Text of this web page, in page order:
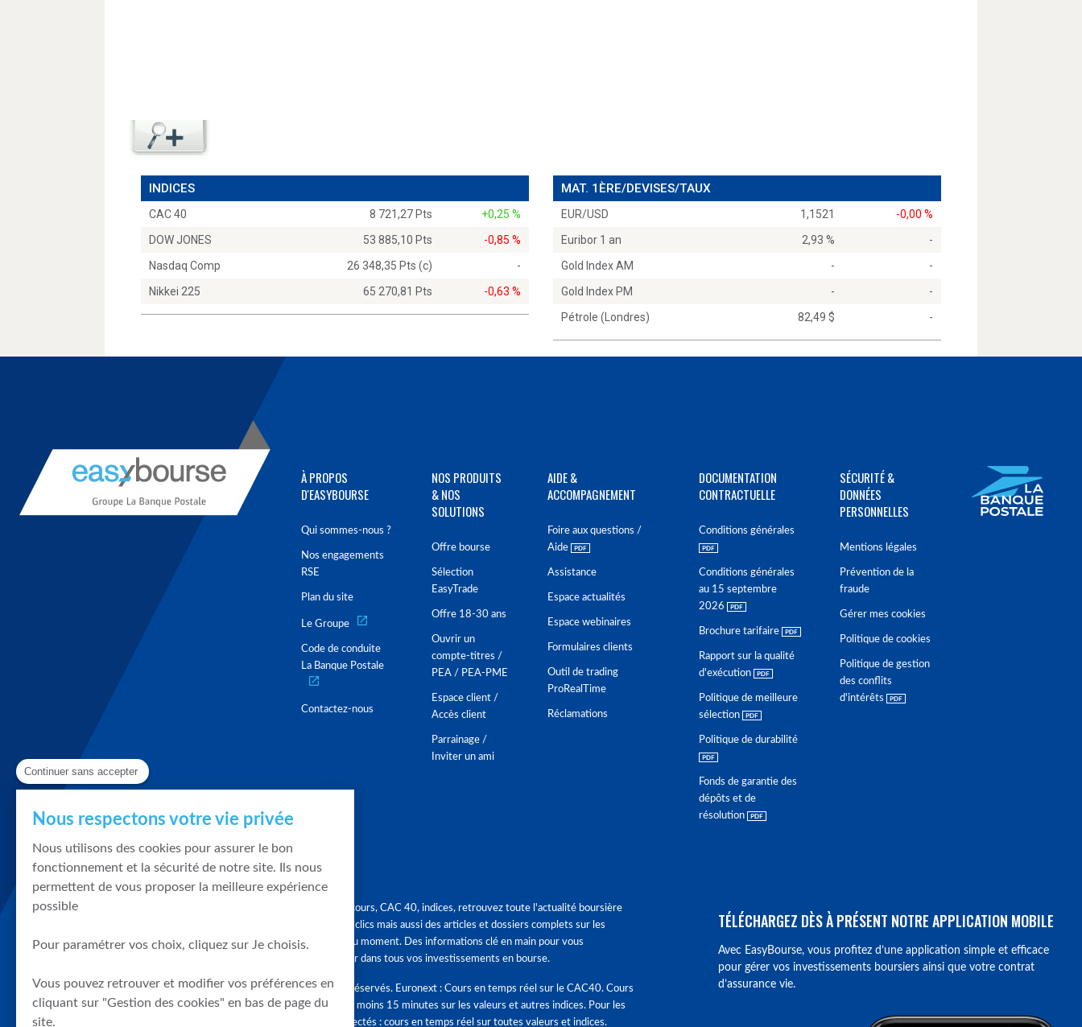
INDICES
CAC 40 8 721,27 Pts
+0,25 %
DOW JONES
53 885,10 Pts
-0,85 %
Nasdaq Comp
26 348,35 Pts (c)
-
Nikkei 225
65 270,81 Pts -0,63 %
MAT. 1ÈRE/DEVISES/TAUX
EUR/USD 1,1521
-0,00 %
Euribor 1 an
2,93 %
-
Gold Index AM
-
-
Gold Index PM
-
-
Pétrole (Londres)
82,49 $ -
À PROPOS
D'EASYBOURSE
Qui sommes-nous ?
Nos engagements
RSE
Plan du site
Le Groupe
Code de conduite
La Banque Postale
Contactez-nous
NOS PRODUITS
& NOS
SOLUTIONS
Offre bourse
Sélection
EasyTrade
Offre 18-30 ans
Ouvrir un
compte-titres /
PEA / PEA-PME
Espace client /
Accès client
Parrainage /
Inviter un ami
AIDE &
ACCOMPAGNEMENT
Foire aux questions /
Aide
Assistance
Espace actualités
Espace webinaires
Formulaires clients
Outil de trading
ProRealTime
Réclamations
DOCUMENTATION
CONTRACTUELLE
Conditions générales
Conditions générales
au 15 septembre
2026
Brochure tarifaire
Rapport sur la qualité
d'exécution
Politique de meilleure
sélection
Politique de durabilité
Fonds de garantie des
dépôts et de
résolution
SÉCURITÉ &
DONNÉES
PERSONNELLES
Mentions légales
Prévention de la
fraude
Gérer mes cookies
Politique de cookies
Politique de gestion
des conflits
d'intérêts
Graphique, cours, CAC 40, indices, retrouvez toute l'actualité boursière
en quelques clics mais aussi des articles et dossiers complets sur les
tendances du moment. Des informations clé en main pour vous
accompagner dans tous vos investissements en bourse.
Tous droits réservés. Euronext : Cours en temps réel sur le CAC40. Cours
différés d'au moins 15 minutes sur les valeurs et autres indices. Pour les
clients connectés : cours en temps réel sur toutes valeurs et indices.
TÉLÉCHARGEZ DÈS À PRÉSENT NOTRE APPLICATION MOBILE
Avec EasyBourse, vous profitez d’une application simple et efficace
pour gérer vos investissements boursiers ainsi que votre contrat
d’assurance vie.
Continuer sans accepter
Nous respectons votre vie privée
Nous utilisons des cookies pour assurer le bon
fonctionnement et la sécurité de notre site. Ils nous
permettent de vous proposer la meilleure expérience
possible
Pour paramétrer vos choix, cliquez sur Je choisis.
Vous pouvez retrouver et modifier vos préférences en
cliquant sur "Gestion des cookies" en bas de page du
site.